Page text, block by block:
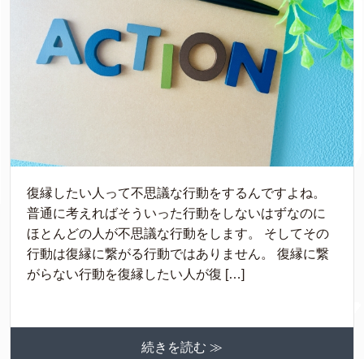
復縁したい人って不思議な行動をするんですよね。
普通に考えればそういった行動をしないはずなのに
ほとんどの人が不思議な行動をします。 そしてその
行動は復縁に繋がる行動ではありません。 復縁に繋
がらない行動を復縁したい人が復 […]
続きを読む ≫